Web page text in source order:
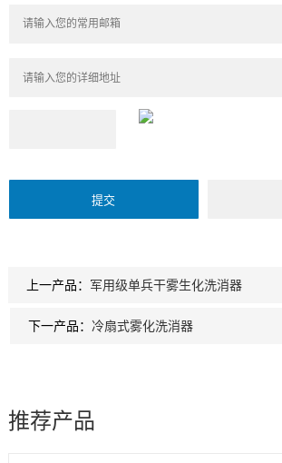
上一产品： 军用级单兵干雾生化洗消器
下一产品： 冷扇式雾化洗消器
推荐产品